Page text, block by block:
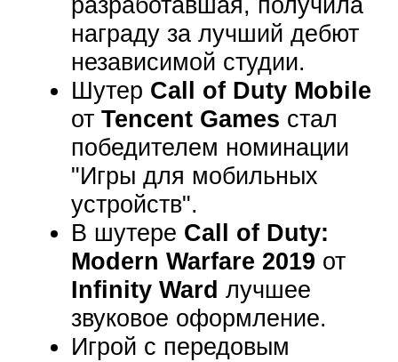
награду за лучший дебют
независимой студии.
Шутер Call of Duty Mobile
от Tencent Games стал
победителем номинации
"Игры для мобильных
устройств".
В шутере Call of Duty:
Modern Warfare 2019 от
Infinity Ward лучшее
звуковое оформление.
Игрой с передовым